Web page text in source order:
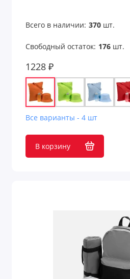
Всего в наличии: 370шт.
Свободный остаток: 176шт.
1228 ₽
Все варианты - 4 шт
В корзину